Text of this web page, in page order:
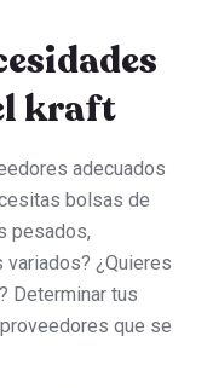
kraft
adecuados
bolsas de
pesados,
¿Quieres
Determinar tus
que se